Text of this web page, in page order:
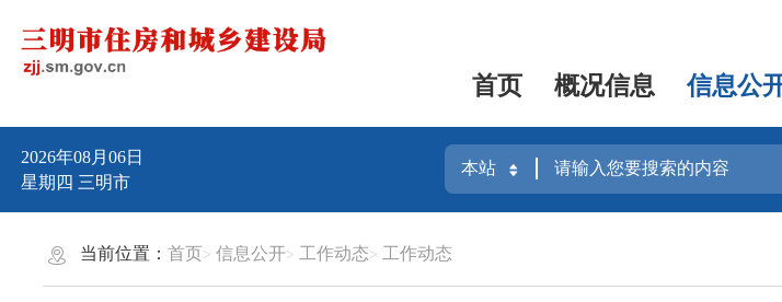
首页 概况信息 信息公
2026年08月06日
星期四 三明市
当前位置：首页 信息公开 工作动态 工作动态